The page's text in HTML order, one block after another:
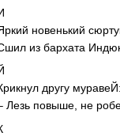
новенький
из бархата
другу муравеЙ:
Лезь повыше, не